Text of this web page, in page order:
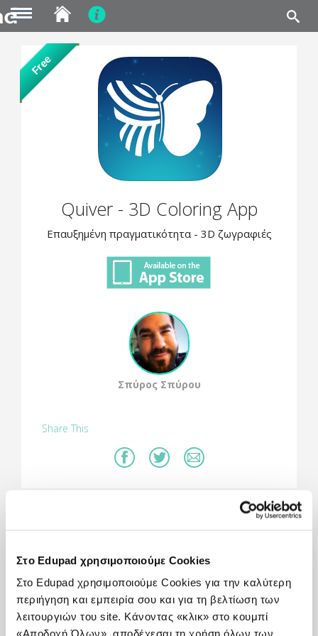
Στο Edupad χρησιμοποιούμε Cookies
Στο Edupad χρησιμοποιούμε Cookies για την καλύτερη
περιήγηση και εμπειρία σου και για τη βελτίωση των
λειτουργιών του site. Κάνοντας «κλικ» στο κουμπί
«Αποδοχή Όλων», αποδέχεσαι τη χρήση όλων των
content
Free
Quiver - 3D Coloring App
Επαυξημένη πραγματικότητα - 3D ζωγραφιές
Σπύρος Σπύρου
Share This
Επαυξημένης Πραγματικότητας με την οποία
μπορείς να “ζωντανέψεις” τις ζωγραφιές των
παιδιών κι όχι μόνο. Οι ζωγραφιές είναι ήδη
κατασκευασμένες ως “δείκτες” από τους
δημιουργούς της εφαρμογής και είναι
διασκεδαστικού αλλά και εκπαιδευτικού